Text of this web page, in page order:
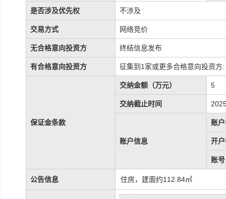
是否涉及优先权 不涉及
交易方式 网络竞价
无合格意向投资方 终结信息发布
有合格意向投资方 征集到1家或更多合格意向投资方
保证金条款
交纳金额（万元） 5
交纳截止时间
账户信息
账
开
账号
公告信息 住房，建面约112.84㎡